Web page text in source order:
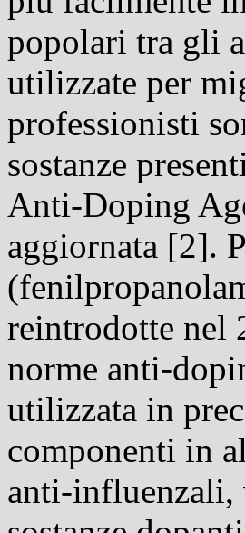
popolari tra gli
utilizzate per
professionisti
sostanze
Anti-Doping
aggiornata [2].
reintrodotte nel
norme anti-
utilizzata in
componenti in
anti-influenzali,